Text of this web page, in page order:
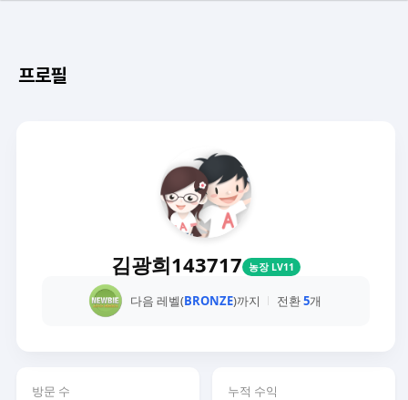
프로필
김광희143717 농장 LV11
다음 레벨(BRONZE)까지 전환5개
방문 수 누적 수익